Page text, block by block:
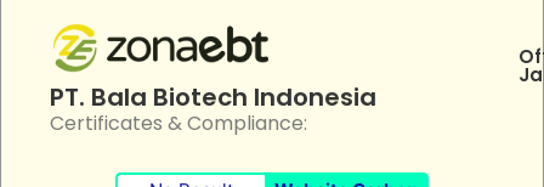
PT. Bala Biotech Indonesia
Certificates & Compliance: